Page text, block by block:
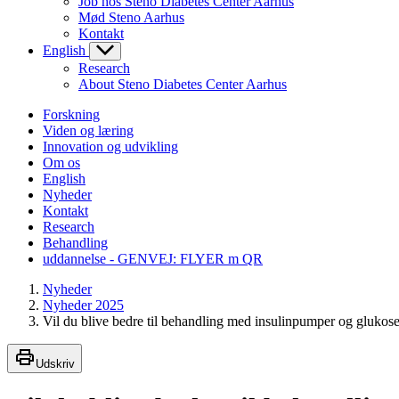
Mød Steno Aarhus
Kontakt
English
Research
About Steno Diabetes Center Aarhus
Forskning
Viden og læring
Innovation og udvikling
Om os
English
Nyheder
Kontakt
Research
Behandling
uddannelse - GENVEJ: FLYER m QR
Nyheder
Nyheder 2025
Vil du blive bedre til behandling med insulinpumper og
Udskriv